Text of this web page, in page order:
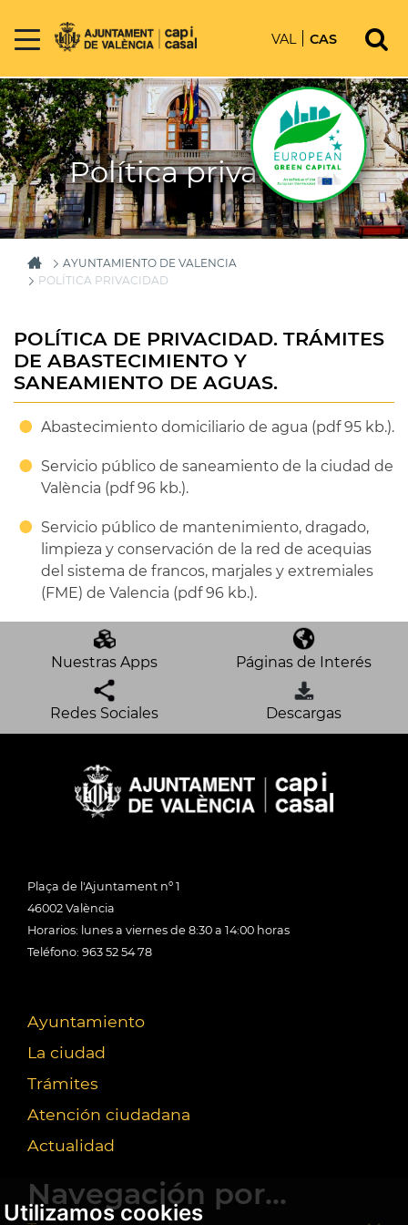
Utilizamos cookies
VAL CAS
Política privacidad
AYUNTAMIENTO DE VALENCIA
POLÍTICA PRIVACIDAD
POLÍTICA DE PRIVACIDAD. TRÁMITES
DE ABASTECIMIENTO Y
SANEAMIENTO DE AGUAS.
Abastecimiento domiciliario de agua (pdf 95 kb.).
Servicio público de saneamiento de la ciudad de
València (pdf 96 kb.).
Servicio público de mantenimiento, dragado,
limpieza y conservación de la red de acequias
del sistema de francos, marjales y extremiales
(FME) de Valencia (pdf 96 kb.).
Nuestras Apps Páginas de Interés
Redes Sociales Descargas
Plaça de l'Ajuntament nº 1
46002 València
Horarios: lunes a viernes de 8:30 a 14:00 horas
Teléfono: 963 52 54 78
Ayuntamiento
La ciudad
Trámites
Atención ciudadana
Actualidad
Navegación por...